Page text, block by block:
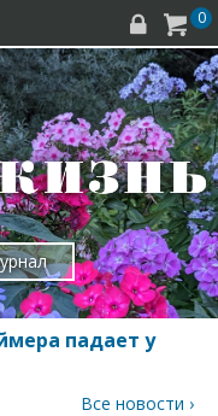
  0
падает у
Все новости ›